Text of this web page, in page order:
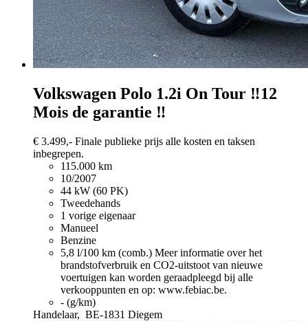
Volkswagen Polo 1.2i On Tour ‼️12
Mois de garantie ‼️
€ 3.499,- Finale publieke prijs alle kosten en taksen
inbegrepen.
115.000 km
10/2007
44 kW (60 PK)
Tweedehands
1 vorige eigenaar
Manueel
Benzine
5,8 l/100 km (comb.) Meer informatie over het
brandstofverbruik en CO2-uitstoot van nieuwe
voertuigen kan worden geraadpleegd bij alle
verkooppunten en op: www.febiac.be.
- (g/km)
Handelaar, BE-1831 Diegem